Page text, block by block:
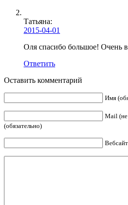
Татьяна:
2015-04-01
Оля спасибо большое! Очень
Ответить
Оставить комментарий
Имя
Mail (не
(обязательно)
Вебсайт